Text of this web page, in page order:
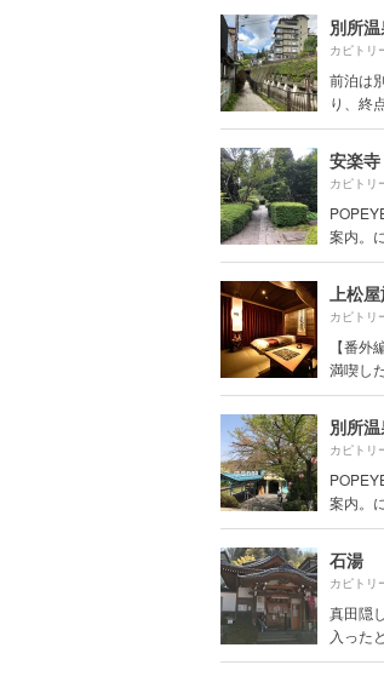
別所
カピトリ
前泊は
り、終
安楽寺
カピトリ
案内。
上松
カピトリ
【番外
満喫し
別所
カピトリ
案内。
石湯
カピトリ
真田隠
入った